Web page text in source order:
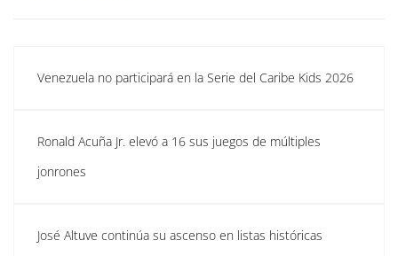
Venezuela no participará en la Serie del Caribe Kids 2026
Ronald Acuña Jr. elevó a 16 sus juegos de múltiples
jonrones
José Altuve continúa su ascenso en listas históricas